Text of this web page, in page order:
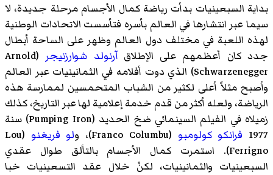
بداية السبعينيات بدأت رياضة كمال الأجسام مرحلة جديدة، لا
سيما عبر انتشارها في العالم بأسره فتأسست الاتحادات الوطنية
لهذه اللعبة في مختلف دول العالم وظهر على الساحة أبطال
جدد كان أعظمهم على الإطلاقآرنولد شوارزنيجر
(Arnold
Schwarzenegger) الذي دوت أفلامه في الثمانينيات عبر العالم
وأصبح مثلاً أعلى لكثير من الشباب المتحمسين لممارسة هذه
الرياضة، ولعله أكثر من قدم خدمة إعلامية لها عبر التاريخ، كذلك
زميلاه في الفيلم السينمائي ضخ الحديد
(Pumping Iron) سنة
1977 فرانكو كولومبو (Franco Columbu)، و لو فريغنو
(Lou
Ferrigno). استمرت كمال الأجسام بالتألق طوال عقدي
السبعينيات والثمانينيات، لكنْ خلال عقد التسعينيات خبا